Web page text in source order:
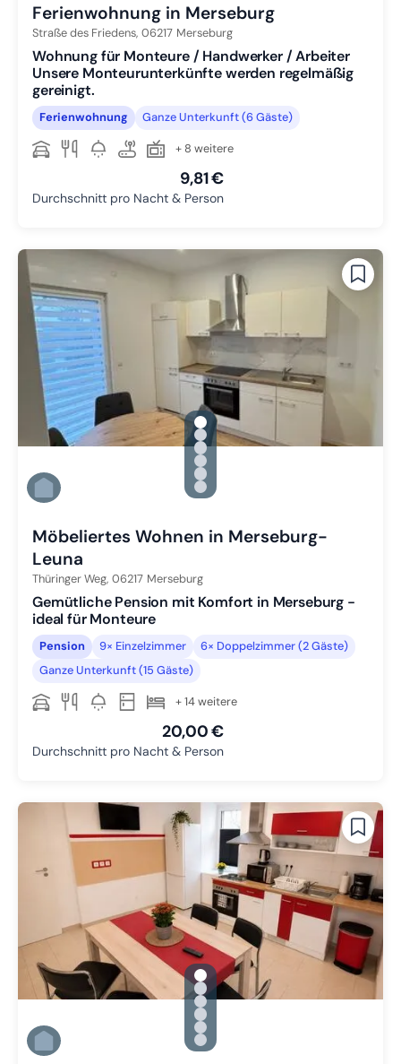
Ferienwohnung in Merseburg
Straße des Friedens, 06217 Merseburg
Wohnung für Monteure / Handwerker / Arbeiter
Unsere Monteurunterkünfte werden regelmäßig
gereinigt.
Ferienwohnung Ganze Unterkunft (6 Gäste)
+ 8 weitere
9,81 €
Durchschnitt pro Nacht & Person
gallery.slide_selector
Zu Slide 1 wechseln
Zu Slide 2 wechseln
Zu Slide 3 wechseln
Zu Slide 4 wechseln
Zu Slide 5 wechseln
Zu Slide 6 wechseln
Möbeliertes Wohnen in Merseburg-
Leuna
Thüringer Weg, 06217 Merseburg
Gemütliche Pension mit Komfort in Merseburg -
ideal für Monteure
Pension 9× Einzelzimmer
6× Doppelzimmer (2 Gäste)
Ganze Unterkunft (15 Gäste)
+ 14 weitere
20,00 €
Durchschnitt pro Nacht & Person
gallery.slide_selector
Zu Slide 1 wechseln
Zu Slide 2 wechseln
Zu Slide 3 wechseln
Zu Slide 4 wechseln
Zu Slide 5 wechseln
Zu Slide 6 wechseln